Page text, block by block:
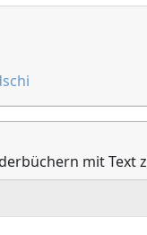
mit Text